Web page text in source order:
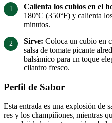
Calienta los cubios en el
180°C (350°F) y calienta
minutos.
Sirve: Coloca un cubio en
salsa de tomate picante
balsámico para un toque
cilantro fresco.
Perfil de Sabor
Esta entrada es una explosión de
res y los champiñones, mientras